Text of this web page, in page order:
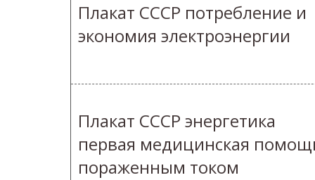
Плакат СССР потребление и
экономия электроэнергии
Плакат СССР энергетика
первая медицинская
пораженным током